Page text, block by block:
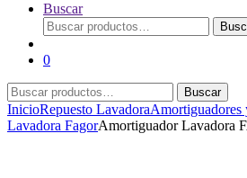
Buscar
Buscar
por:
0
Buscar
por:
Buscar
InicioRepuesto LavadoraAmortiguadores
Lavadora FagorAmortiguador Lavadora